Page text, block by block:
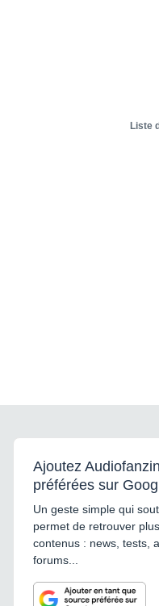
Liste
Ajoutez
préférées sur
Un geste simple qui
permet de retrouver
contenus : news, tests,
forums...